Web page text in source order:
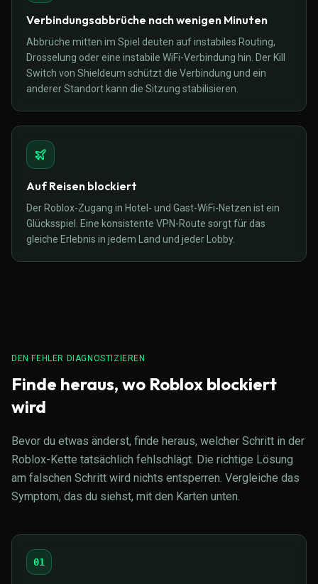
Verbindungsabbrüche nach wenigen Minuten
Abbrüche mitten im Spiel deuten auf instabiles Routing,
Drosselung oder eine instabile WiFi-Verbindung hin. Der Kill
Switch von Shieldeum schützt die Verbindung und ein
anderer Standort kann die Sitzung stabilisieren.
Auf Reisen blockiert
Der Roblox-Zugang in Hotel- und Gast-WiFi-Netzen ist ein
Glücksspiel. Eine konsistente VPN-Route sorgt für das
gleiche Erlebnis in jedem Land und jeder Lobby.
DEN FEHLER DIAGNOSTIZIEREN
Finde heraus, wo Roblox blockiert
wird
Bevor du etwas änderst, finde heraus, welcher Schritt in der
Roblox-Kette tatsächlich fehlschlägt. Die richtige Lösung
am falschen Schritt wird nichts entsperren. Vergleiche das
Symptom, das du siehst, mit den Karten unten.
01